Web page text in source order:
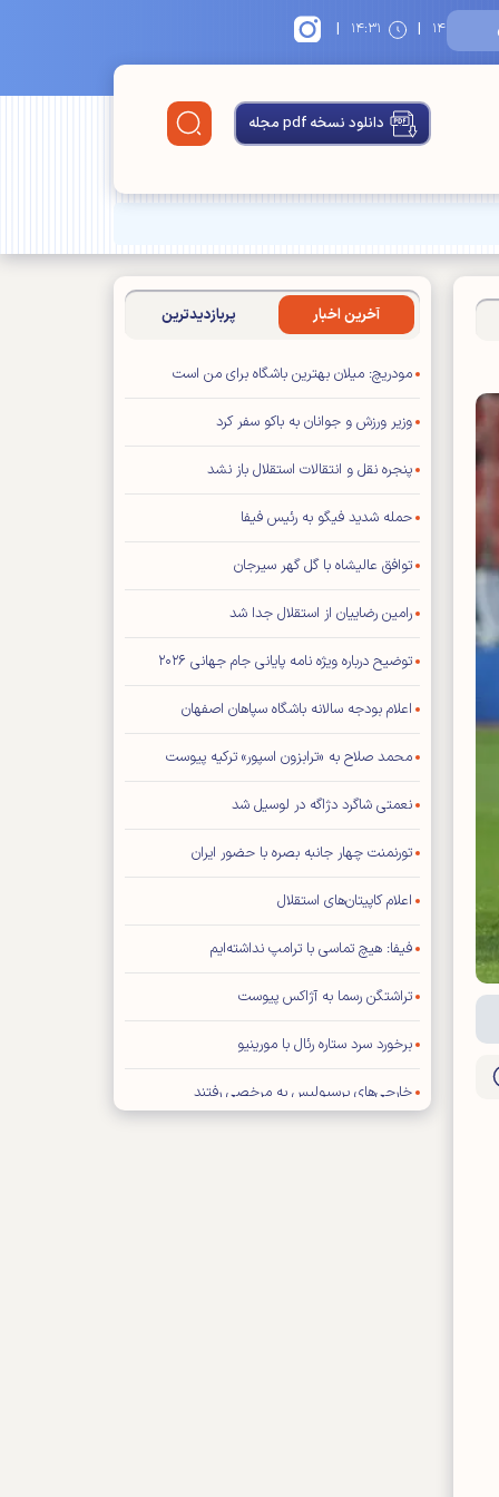
| ۱۴:۳۱ |
دانلود نسخه pdf مجله
آخرین اخبار پربازدیدترین
مودریچ: میلان بهترین باشگاه برای من است
وزیر ورزش و جوانان به باکو سفر کرد
پنجره نقل و انتقالات استقلال باز نشد
حمله شدید فیگو به رئیس فیفا
توافق عالیشاه با گل گهر سیرجان
رامین رضاییان از استقلال جدا شد
توضیح درباره ویژه نامه پایانی جام جهانی ۲۰۲۶
اعلام بودجه سالانه باشگاه سپاهان اصفهان
محمد صلاح به «ترابزون اسپور» ترکیه پیوست
نعمتی شاگرد دژاگه در لوسیل شد
تورنمنت چهار جانبه بصره با حضور ایران
اعلام کاپیتان‌های استقلال
فیفا: هیچ تماسی با ترامپ نداشته‌ایم
تراشتگن رسما به آژاکس پیوست
برخورد سرد ستاره رئال با مورینیو
خارجی‌های پرسپولیس به مرخصی رفتند